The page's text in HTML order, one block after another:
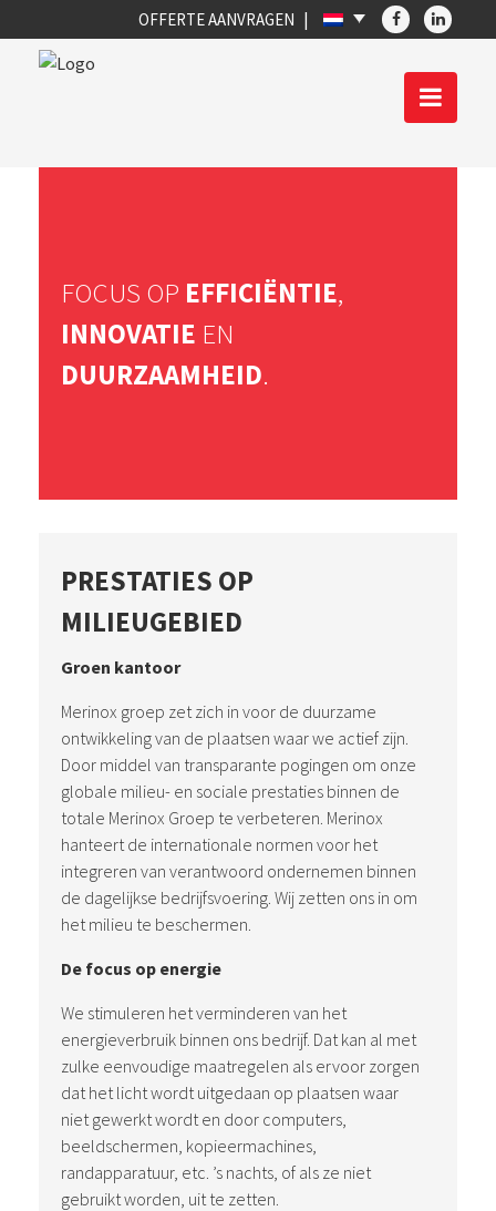
OFFERTE AANVRAGEN
FOCUS OP EFFICIËNTIE,
INNOVATIE EN
DUURZAAMHEID.
PRESTATIES OP
MILIEUGEBIED
Groen kantoor
Merinox groep zet zich in voor de duurzame
ontwikkeling van de plaatsen waar we actief zijn.
Door middel van transparante pogingen om onze
globale milieu- en sociale prestaties binnen de
totale Merinox Groep te verbeteren. Merinox
hanteert de internationale normen voor het
integreren van verantwoord ondernemen binnen
de dagelijkse bedrijfsvoering. Wij zetten ons in om
het milieu te beschermen.
De focus op energie
We stimuleren het verminderen van het
energieverbruik binnen ons bedrijf. Dat kan al met
zulke eenvoudige maatregelen als ervoor zorgen
dat het licht wordt uitgedaan op plaatsen waar
niet gewerkt wordt en door computers,
beeldschermen, kopieermachines,
randapparatuur, etc. ’s nachts, of als ze niet
gebruikt worden, uit te zetten.